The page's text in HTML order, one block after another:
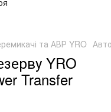
та АВР YRO
YRO
Transfer